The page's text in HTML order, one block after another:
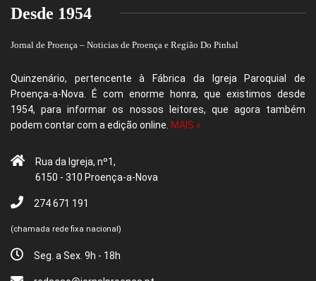
Desde 1954
Jornal de Proença – Noticias de Proença e Região Do Pinhal
Quinzenário, pertencente à Fábrica da Igreja Paroquial de
Proença-a-Nova. É com enorme honra, que existimos desde
1954, para informar os nossos leitores, que agora também
podem contar com a edição online. MAIS »
Rua da Igreja, nº1,
6150 - 310 Proença-a-Nova
274 671 191
(chamada rede fixa nacional)
Seg. a Sex. 9h - 18h